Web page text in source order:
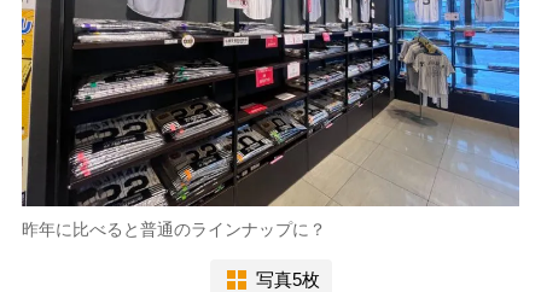
昨年に比べると普通のラインナップに？
写真5枚